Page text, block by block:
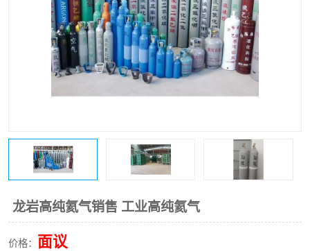
龙岩高纯氦气销售 工业高纯氦气
价格： 面议